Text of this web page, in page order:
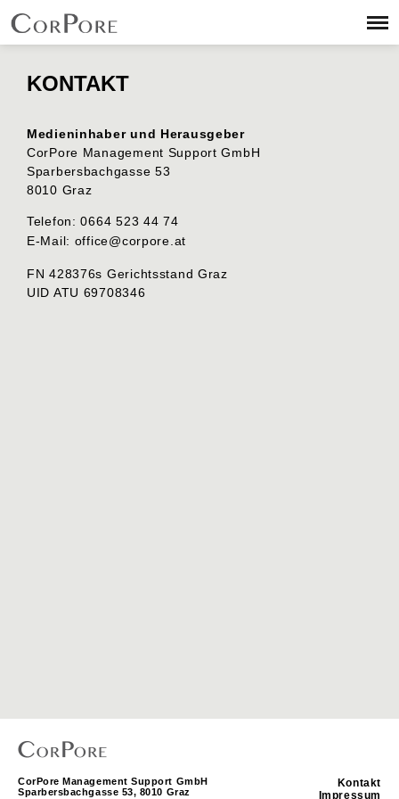
KONTAKT
Medieninhaber und Herausgeber
CorPore Management Support GmbH
Sparbersbachgasse 53
8010 Graz
Telefon: 0664 523 44 74
E-Mail: office@corpore.at
FN 428376s Gerichtsstand Graz
UID ATU 69708346
CorPore Management Support GmbH
Sparbersbachgasse 53, 8010 Graz
Kontakt
Impressum